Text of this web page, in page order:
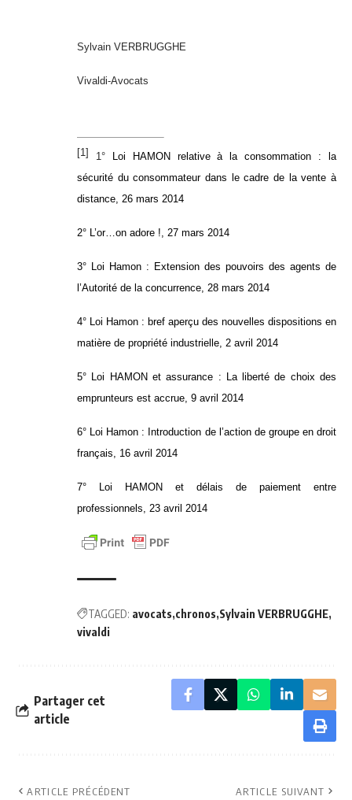
Sylvain VERBRUGGHE
Vivaldi-Avocats
[1] 1°
Loi HAMON relative à la consommation : la
sécurité du consommateur dans le cadre de la vente à
distance, 26 mars 2014
2° L’or…on adore !, 27 mars 2014
3° Loi Hamon : Extension des pouvoirs des agents de
l’Autorité de la concurrence, 28 mars 2014
4° Loi Hamon : bref aperçu des nouvelles dispositions en
matière de propriété industrielle, 2 avril 2014
5° Loi HAMON et assurance : La liberté de choix des
emprunteurs est accrue, 9 avril 2014
6° Loi Hamon : Introduction de l’action de groupe en droit
français, 16 avril 2014
7°
Loi HAMON et délais de paiement entre
professionnels, 23 avril 2014
TAGGED: avocats chronos Sylvain VERBRUGGHE
vivaldi
Partager cet
article
ARTICLE PRÉCÉDENT ARTICLE SUIVANT